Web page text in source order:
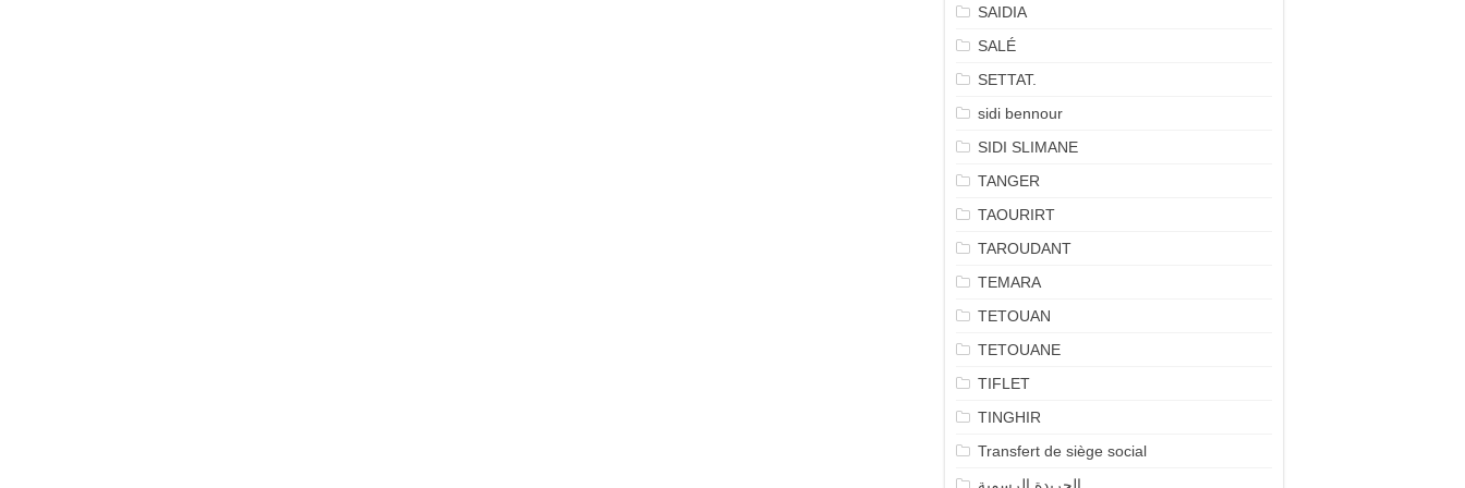
SAIDIA
SALÉ
SETTAT.
sidi bennour
SIDI SLIMANE
TANGER
TAOURIRT
TAROUDANT
TEMARA
TETOUAN
TETOUANE
TIFLET
TINGHIR
Transfert de siège social